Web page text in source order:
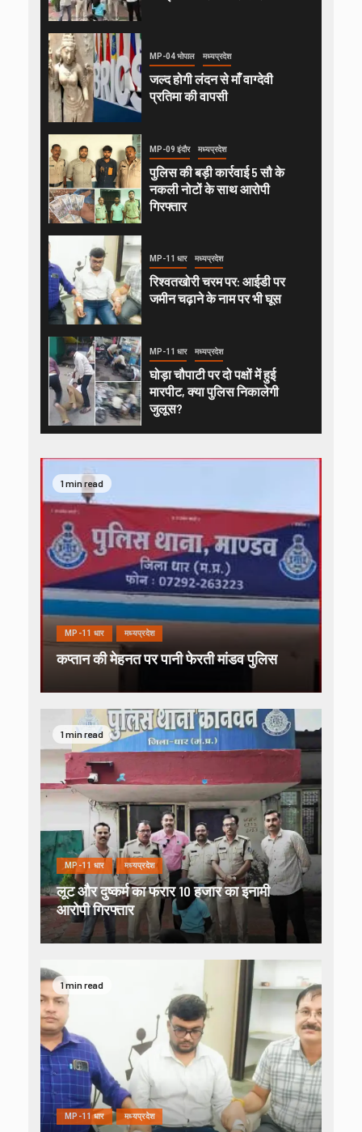
MP-04 भोपाल मध्यप्रदेश
जल्द होगी लंदन से माँ वाग्देवी
प्रतिमा की वापसी
MP-09 इंदौर मध्यप्रदेश
पुलिस की बड़ी कार्रवाई 5 सौ के
नकली नोटों के साथ आरोपी
गिरफ्तार
MP-11 धार मध्यप्रदेश
रिश्वतखोरी चरम पर: आईडी पर
जमीन चढ़ाने के नाम पर भी घूस
MP-11 धार मध्यप्रदेश
घोड़ा चौपाटी पर दो पक्षों में हुई
मारपीट, क्या पुलिस निकालेगी
जुलूस?
1 min read
MP-11 धार मध्यप्रदेश
कप्तान की मेहनत पर पानी फेरती मांडव पुलिस
1 min read
MP-11 धार मध्यप्रदेश
लूट और दुष्कर्म का फरार 10 हजार का इनामी
आरोपी गिरफ्तार
1 min read
MP-11 धार मध्यप्रदेश